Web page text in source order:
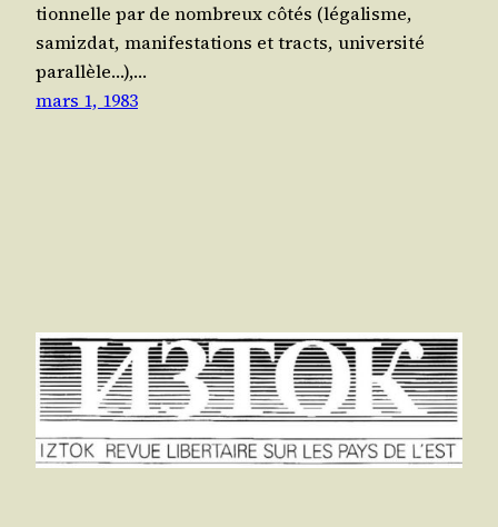
tion­nelle par de nom­breux côtés (léga­lisme,
samiz­dat, mani­fes­ta­tions et tracts, uni­ver­si­té
paral­lèle…),…
mars 1, 1983